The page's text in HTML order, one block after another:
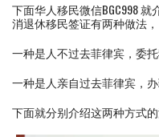
下面华人移民微信BGC998
消退休移民签证有两种做法，
一种是人不过去菲律宾，委
一种是人亲自过去菲律宾，办
下面就分别介绍这两种方式的